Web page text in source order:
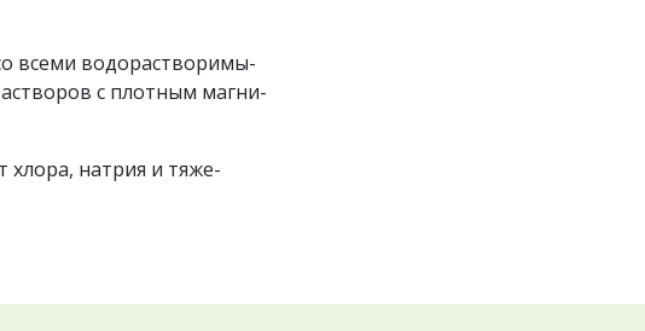
всеми водорастворимы-
с плотным магни-
хлора, натрия и тяже-